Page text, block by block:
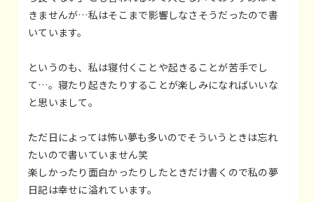
きませんが…私はそこまで影響しなさそうだったので書
いています。
というのも、私は寝付くことや起きることが苦手でし
て…。寝たり起きたりすることが楽しみになればいいな
と思いまして。
ただ日によっては怖い夢も多いのでそういうときは忘れ
たいので書いていません笑
楽しかったり面白かったりしたときだけ書くので私の夢
日記は幸せに溢れています。